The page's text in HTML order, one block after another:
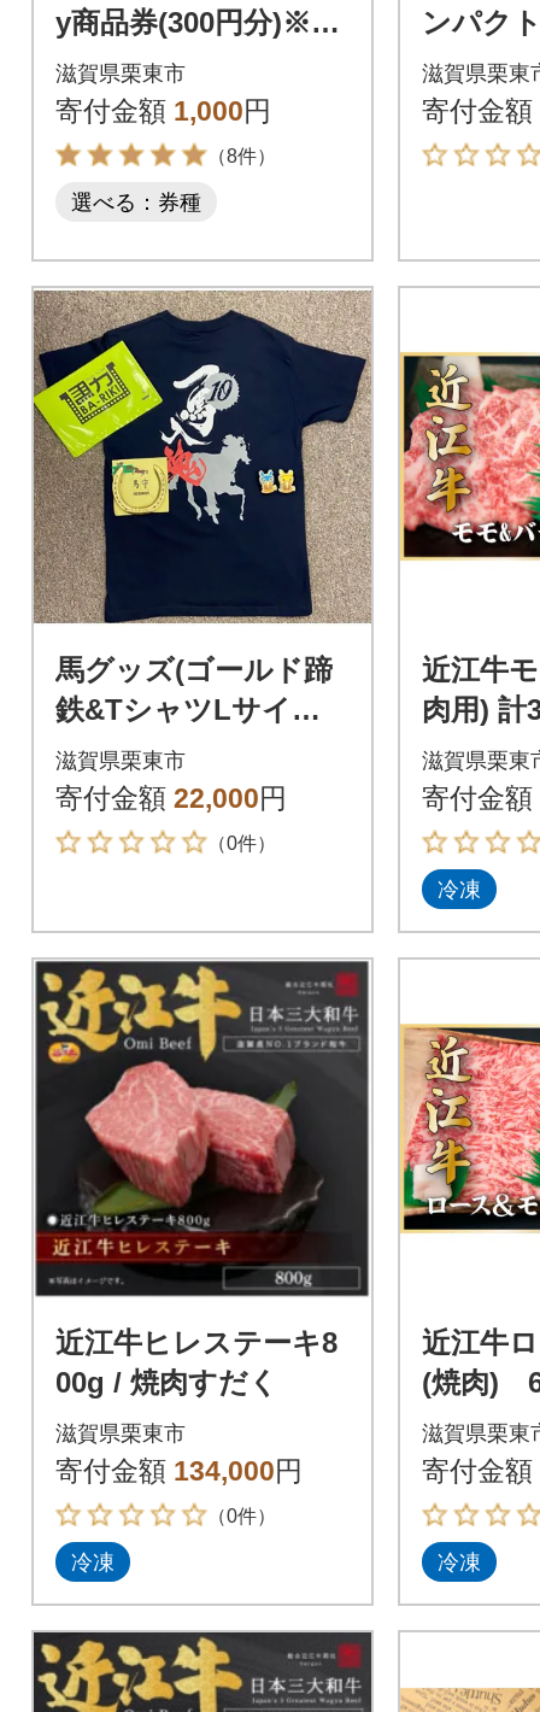
y商品券(300円分)※地
域内の一部の加盟店の
みで利用可
滋賀県栗東市
寄付金額 1,000円
（8件）
選べる：券種
ンパク
(グリー
滋賀県栗東
寄付金額
馬グッズ(ゴールド蹄
鉄&TシャツLサイズ&
マグネット2個)
滋賀県栗東市
寄付金額 22,000円
（0件）
近江牛
肉用) 計
滋賀県栗東
寄付金額
冷凍
近江牛ヒレステーキ8
00g / 焼肉すだく
滋賀県栗東市
寄付金額 134,000円
（0件）
冷凍
近江牛
(焼肉)
滋賀県栗東
寄付金額
冷凍